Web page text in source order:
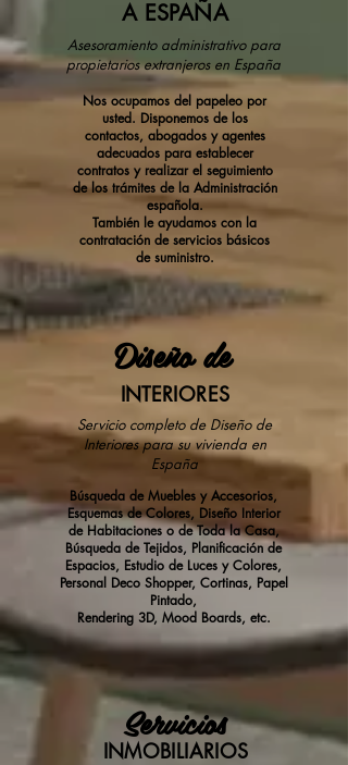
A ESPAÑA
Asesoramiento administrativo para
propietarios extranjeros en España
Nos ocupamos del papeleo por
usted. Disponemos de los
contactos, abogados y agentes
adecuados para establecer
contratos y realizar el seguimiento
de los trámites de la Administración
española.
También le ayudamos con la
contratación de servicios básicos
de suministro.
Diseño de
INTERIORES
Servicio completo de Diseño de
Interiores para su vivienda en
España
Búsqueda de Muebles y Accesorios,
Esquemas de Colores, Diseño Interior
de Habitaciones o de Toda la Casa,
Búsqueda de Tejidos, Planificación de
Espacios, Estudio de Luces y Colores,
Personal Deco Shopper, Cortinas, Papel
Pintado,
Rendering 3D, Mood Boards, etc.
INMOBILIARIOS
Servicios